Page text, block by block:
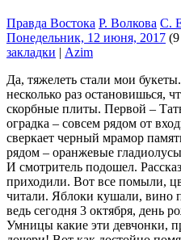
Правда Востока Р. Волкова С.
Понедельник, 12 июня, 2017 (9
закладки | Azim
Да, тяжелеть стали мои
несколько раз остановишься,
скорбные плиты. Первой –
оградка – совсем рядом от
сверкает черный мрамор
рядом – оранжевые
И смотритель подошел.
приходили. Вот все помыли,
читали. Яблоки кушали, вино
ведь сегодня 3 октября, день
Умницы какие эти девчонки,